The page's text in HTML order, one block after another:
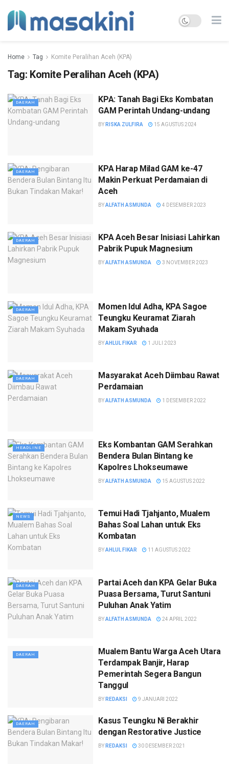
Home Tag Komite Peralihan Aceh (KPA)
Tag: Komite Peralihan Aceh (KPA)
DAERAH
KPA: Tanah Bagi Eks Kombatan
GAM Perintah Undang-undang
BY RISKA ZULFIRA 15 AGUSTUS 2024
DAERAH
KPA Harap Milad GAM ke-47
Makin Perkuat Perdamaian di
Aceh
BYALFATH ASMUNDA 4 DESEMBER 2023
DAERAH
KPA Aceh Besar Inisiasi Lahirkan
Pabrik Pupuk Magnesium
BYALFATH ASMUNDA 3 NOVEMBER 2023
DAERAH
Momen Idul Adha, KPA Sagoe
Teungku Keuramat Ziarah
Makam Syuhada
BYAHLUL FIKAR 1 JULI 2023
DAERAH
Masyarakat Aceh Diimbau Rawat
Perdamaian
BYALFATH ASMUNDA 1 DESEMBER 2022
HEADLINE
Eks Kombantan GAM Serahkan
Bendera Bulan Bintang ke
Kapolres Lhokseumawe
BYALFATH ASMUNDA 15 AGUSTUS 2022
NEWS
Temui Hadi Tjahjanto, Mualem
Bahas Soal Lahan untuk Eks
Kombatan
BYAHLUL FIKAR 11 AGUSTUS 2022
DAERAH
Partai Aceh dan KPA Gelar Buka
Puasa Bersama, Turut Santuni
Puluhan Anak Yatim
BYALFATH ASMUNDA 24 APRIL 2022
DAERAH
Mualem Bantu Warga Aceh Utara
Terdampak Banjir, Harap
Pemerintah Segera Bangun
Tanggul
BY REDAKSI 9 JANUARI 2022
DAERAH
Kasus Teungku Ni Berakhir
dengan Restorative Justice
BY REDAKSI 30 DESEMBER 2021